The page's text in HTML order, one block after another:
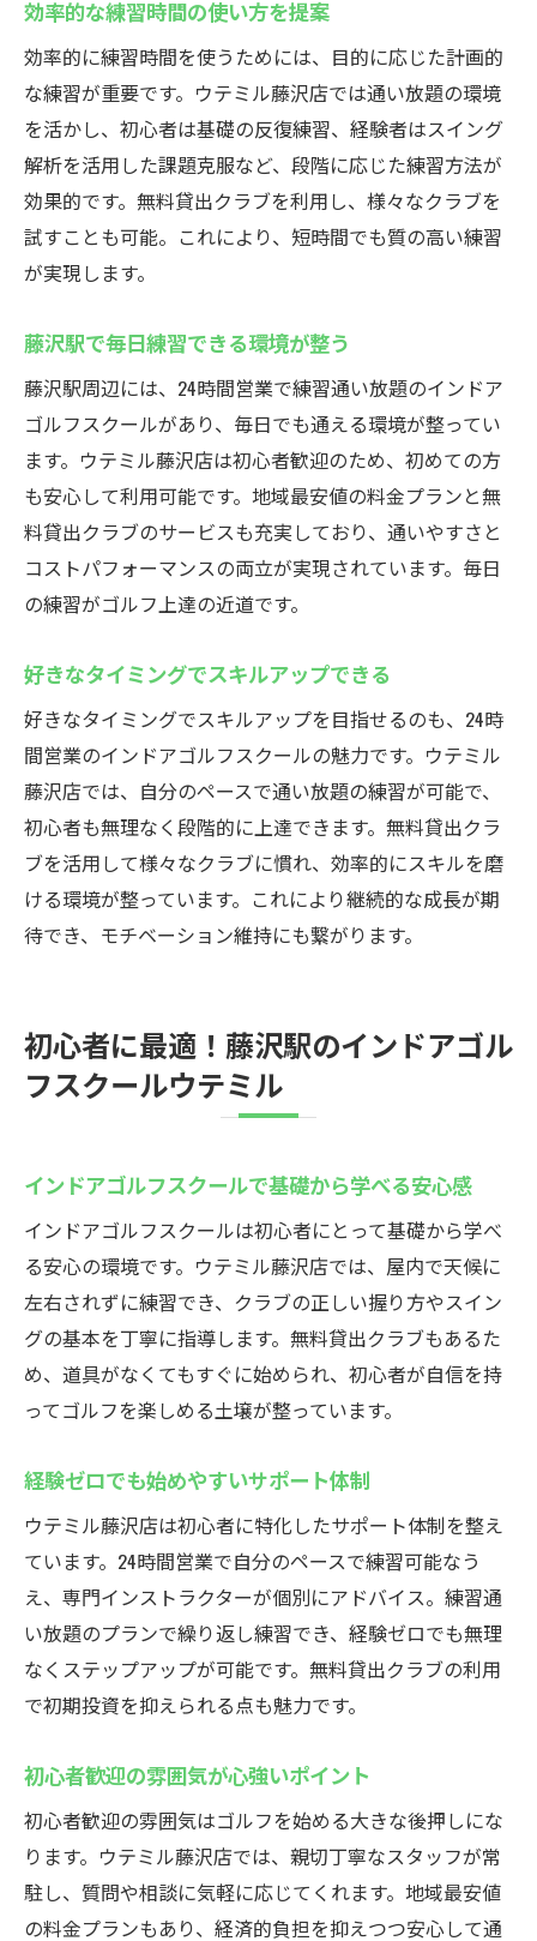
効率的な練習時間の使い方を提案
効率的に練習時間を使うためには、目的に応じた計画的
な練習が重要です。ウテミル藤沢店では通い放題の環境
を活かし、初心者は基礎の反復練習、経験者はスイング
解析を活用した課題克服など、段階に応じた練習方法が
効果的です。無料貸出クラブを利用し、様々なクラブを
試すことも可能。これにより、短時間でも質の高い練習
が実現します。
藤沢駅で毎日練習できる環境が整う
藤沢駅周辺には、24時間営業で練習通い放題のインドア
ゴルフスクールがあり、毎日でも通える環境が整ってい
ます。ウテミル藤沢店は初心者歓迎のため、初めての方
も安心して利用可能です。地域最安値の料金プランと無
料貸出クラブのサービスも充実しており、通いやすさと
コストパフォーマンスの両立が実現されています。毎日
の練習がゴルフ上達の近道です。
好きなタイミングでスキルアップできる
好きなタイミングでスキルアップを目指せるのも、24時
間営業のインドアゴルフスクールの魅力です。ウテミル
藤沢店では、自分のペースで通い放題の練習が可能で、
初心者も無理なく段階的に上達できます。無料貸出クラ
ブを活用して様々なクラブに慣れ、効率的にスキルを磨
ける環境が整っています。これにより継続的な成長が期
待でき、モチベーション維持にも繋がります。
初心者に最適！藤沢駅のインドアゴル
フスクールウテミル
インドアゴルフスクールで基礎から学べる安心感
インドアゴルフスクールは初心者にとって基礎から学べ
る安心の環境です。ウテミル藤沢店では、屋内で天候に
左右されずに練習でき、クラブの正しい握り方やスイン
グの基本を丁寧に指導します。無料貸出クラブもあるた
め、道具がなくてもすぐに始められ、初心者が自信を持
ってゴルフを楽しめる土壌が整っています。
経験ゼロでも始めやすいサポート体制
ウテミル藤沢店は初心者に特化したサポート体制を整え
ています。24時間営業で自分のペースで練習可能なう
え、専門インストラクターが個別にアドバイス。練習通
い放題のプランで繰り返し練習でき、経験ゼロでも無理
なくステップアップが可能です。無料貸出クラブの利用
で初期投資を抑えられる点も魅力です。
初心者歓迎の雰囲気が心強いポイント
初心者歓迎の雰囲気はゴルフを始める大きな後押しにな
ります。ウテミル藤沢店では、親切丁寧なスタッフが常
駐し、質問や相談に気軽に応じてくれます。地域最安値
の料金プランもあり、経済的負担を抑えつつ安心して通